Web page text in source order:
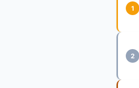
1
2